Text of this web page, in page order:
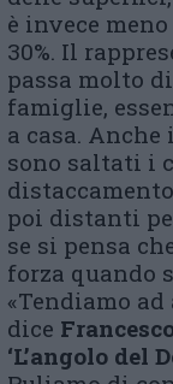
è invece
30%. Il
passa molto
famiglie,
a casa.
sono saltati i
poi distanti
se si pensa
forza quando
«Tendiamo
dice
‘L’angolo del